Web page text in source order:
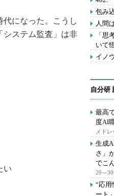
になった。こうし
システム監査」は非
い
包み
人間
「思
いて
イノ
自分研
最高
度AI
メド
生成
さ」
でこ
20～
“応
ート